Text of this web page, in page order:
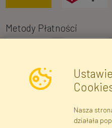
Metody Płatności
Nasza
działała